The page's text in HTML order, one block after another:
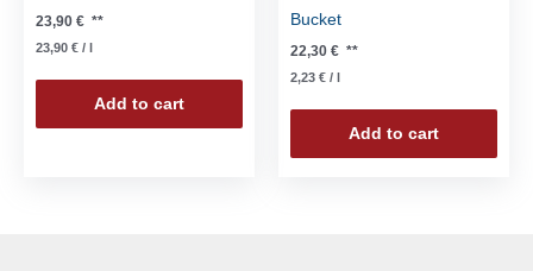
23,90 € **
23,90 € / l
Add to cart
Bucket
22,30 € **
2,23 € / l
Add to cart